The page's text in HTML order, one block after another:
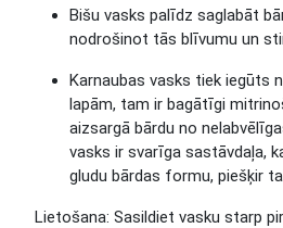
Bišu vasks palīdz saglabāt
nodrošinot tās blīvumu un
Karnaubas vasks tiek iegūts
lapām, tam ir bagātīgi
aizsargā bārdu no
vasks ir svarīga sastāvdaļa,
gludu bārdas formu, piešķir
Lietošana: Sasildiet vasku starp